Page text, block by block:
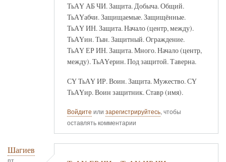
ТьАҮ АБ ЧИ. Защита. Добыча. Общий.
ТьАҮабчи. Защищаемые. Защищённые.
ТьАҮ ИН. Защита. Начало (центр, между).
ТьАҮин. Тын. Защитный. Ограждение.
ТьАҮ ЕР ИН. Защита. Много. Начало (центр,
между). ТьАҮерин. Под защитой. Таверна.
СҮ ТьАҮ ИР. Воин. Защита. Мужество. СҮ
ТьАҮир. Воин защитник. Ставр (имя).
Войдите или зарегистрируйтесь, чтобы
оставлять комментарии
Шагиев